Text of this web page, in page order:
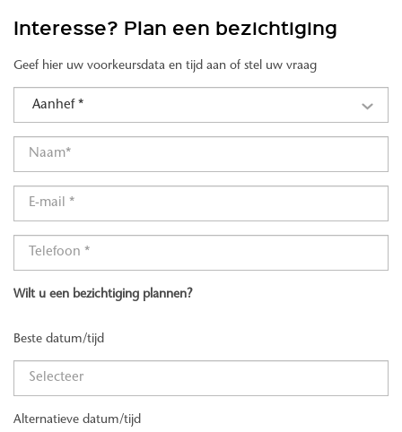
Interesse? Plan een bezichtiging
Geef hier uw voorkeursdata en tijd aan of stel uw vraag
Aanhef *
Wilt u een bezichtiging plannen?
Beste datum/tijd
Alternatieve datum/tijd